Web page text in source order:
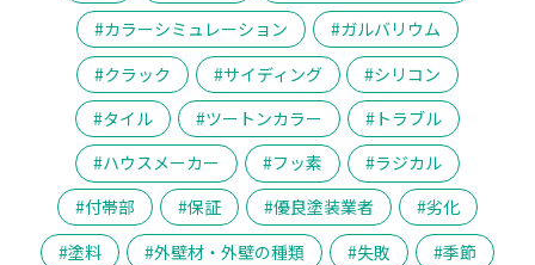
カラーシミュレーション
ガルバリウム
クラック
サイディング
シリコン
タイル
ツートンカラー
トラブル
ハウスメーカー
フッ素
ラジカル
付帯部
保証 優良塗装業者
劣化
塗料
外壁材・外壁の種類 失敗
季節